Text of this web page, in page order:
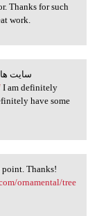
Thanks for such
work.
سایت
سایت
I am definitely
have some
to
Thanks!
ornamental/tree